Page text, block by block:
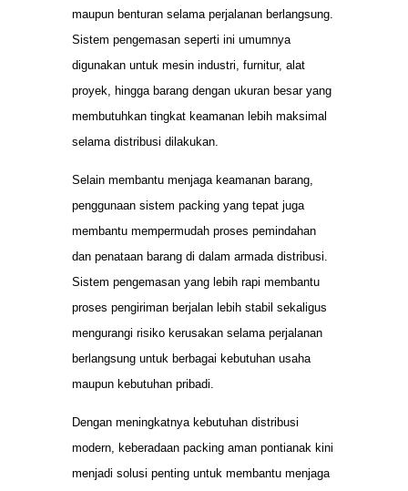
maupun benturan selama perjalanan berlangsung.
Sistem pengemasan seperti ini umumnya
digunakan untuk mesin industri, furnitur, alat
proyek, hingga barang dengan ukuran besar yang
membutuhkan tingkat keamanan lebih maksimal
selama distribusi dilakukan.
Selain membantu menjaga keamanan barang,
penggunaan sistem packing yang tepat juga
membantu mempermudah proses pemindahan
dan penataan barang di dalam armada distribusi.
Sistem pengemasan yang lebih rapi membantu
proses pengiriman berjalan lebih stabil sekaligus
mengurangi risiko kerusakan selama perjalanan
berlangsung untuk berbagai kebutuhan usaha
maupun kebutuhan pribadi.
Dengan meningkatnya kebutuhan distribusi
modern, keberadaan packing aman pontianak kini
menjadi solusi penting untuk membantu menjaga